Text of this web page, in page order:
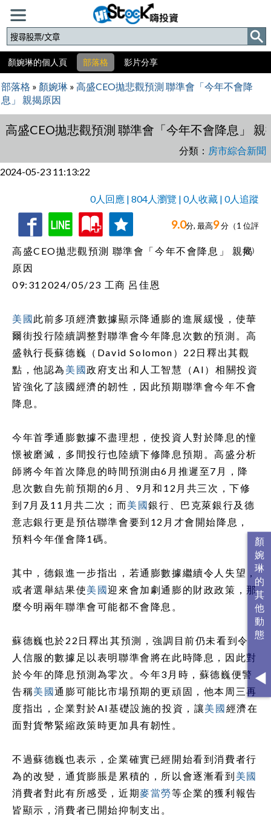
顏婉琳的個人頁 部落格 影片分享
部落格 » 顏婉琳 » 高盛CEO拋悲觀預測 聯準會「今年不會降
息」 親揭原因
高盛CEO拋悲觀預測 聯準會「今年不會降息」 親
分類： 房市綜合新聞
2024-05-23 11:13:22
0人回應 | 804人瀏覽 | 0人收藏 | 0人追蹤
收
藏
追
蹤
9.0分, 最高9分（1 位評
分）
高盛CEO拋悲觀預測 聯準會「今年不會降息」 親揭
原因
09:312024/05/23 工商 呂佳恩
美國此前多項經濟數據顯示降通膨的進展緩慢，使華
爾街投行陸續調整對聯準會今年降息次數的預測。高
盛執行長蘇德巍（David Solomon）22日釋出其觀
點，他認為 美國政府支出和人工智慧（AI）相關投資
皆強化了該國經濟的韌性，因此預期聯準會今年不會
降息。
今年首季通膨數據不盡理想，使投資人對於降息的憧
憬被磨滅，多間投行也陸續下修降息預期。高盛分析
師將今年首次降息的時間預測由6月推遲至7月，降
息次數自先前預期的6月、9月和12月共三次，下修
到7月及11月共二次；而美國銀行、巴克萊銀行及德
意志銀行更是預估聯準會要到12月才會開始降息，
預料今年僅會降1碼。
其中，德銀進一步指出，若通膨數據繼續令人失望，
或者選舉結果使美國迎來會加劇通膨的財政政策，那
麼今明兩年聯準會可能都不會降息。
蘇德巍也於22日釋出其預測，強調目前仍未看到令
人信服的數據足以表明聯準會將在此時降息，因此對
於今年的降息預測為零次。今年3月時，蘇德巍便警
告稱美國通膨可能比市場預期的更頑固，他本周三再
度指出，企業對於AI基礎設施的投資，讓美國經濟在
面對貨幣緊縮政策時更加具有韌性。
不過蘇德巍也表示，企業確實已經開始看到消費者行
為的改變，通貨膨脹是累積的，所以會逐漸看到 美國
消費者對此有所感受，近期麥當勞等企業的獲利報告
皆顯示，消費者已開始抑制支出。